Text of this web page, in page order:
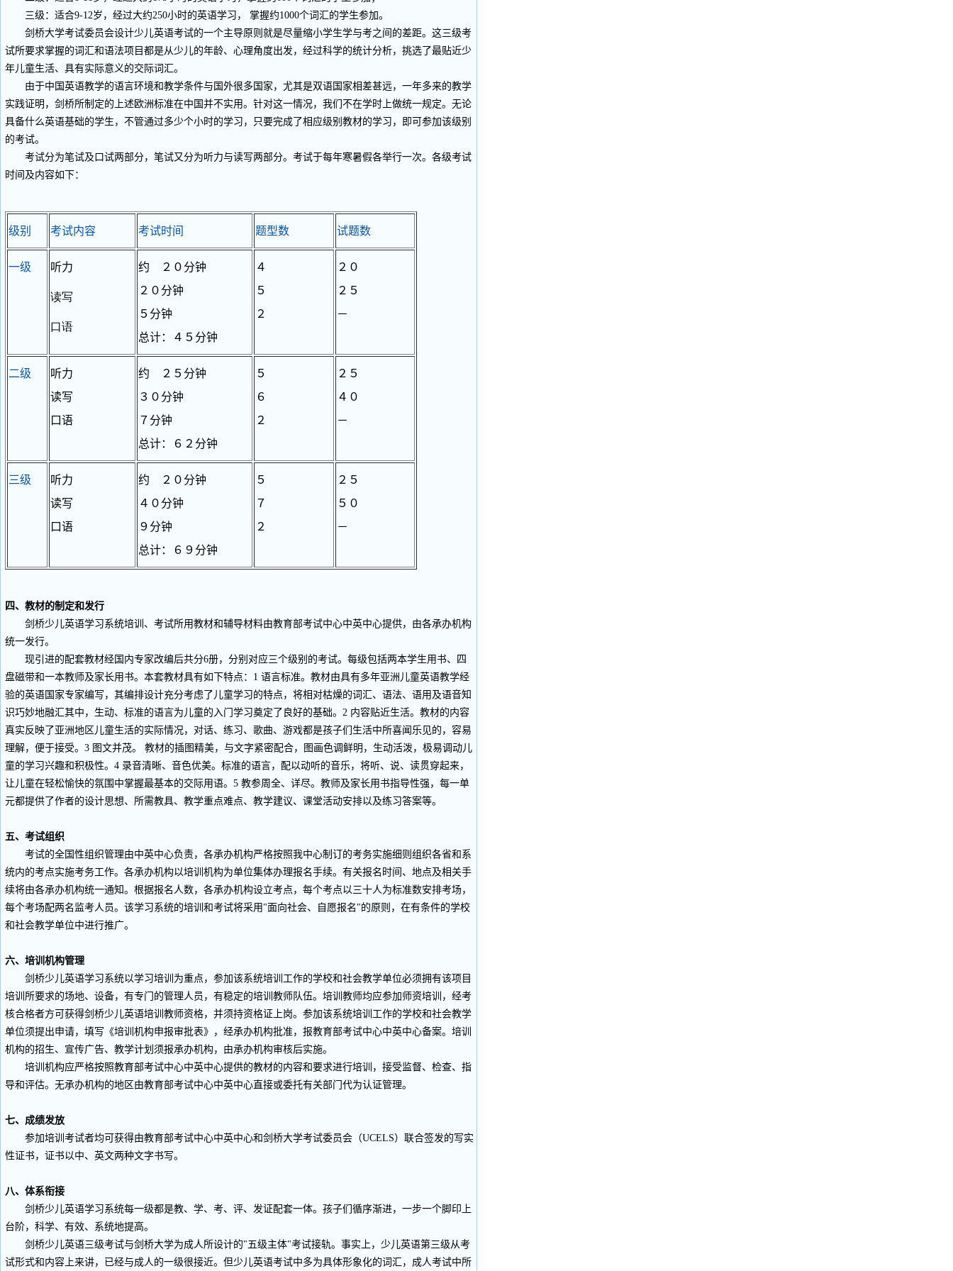
三级：适合9-12岁，经过大约250小时的英语学习， 掌握约1000个词汇的学生参加。
剑桥大学考试委员会设计少儿英语考试的一个主导原则就是尽量缩小学生学与考之间的差距。这三级考
试所要求掌握的词汇和语法项目都是从少儿的年龄、心理角度出发，经过科学的统计分析，挑选了最贴近少
年儿童生活、具有实际意义的交际词汇。
由于中国英语教学的语言环境和教学条件与国外很多国家，尤其是双语国家相差甚远，一年多来的教学
实践证明，剑桥所制定的上述欧洲标准在中国并不实用。针对这一情况，我们不在学时上做统一规定。无论
具备什么英语基础的学生，不管通过多少个小时的学习，只要完成了相应级别教材的学习，即可参加该级别
的考试。
考试分为笔试及口试两部分，笔试又分为听力与读写两部分。考试于每年寒暑假各举行一次。各级考试
时间及内容如下：
级别 考试内容 考试时间 题型数 试题数
一级 听力
读写
口语
约 ２０分钟
２０分钟
５分钟
总计：４５分钟
４
５
２
２０
２５
－
二级
听力
读写
口语
约 ２５分钟
３０分钟
７分钟
总计：６２分钟
５
６
２
２５
４０
－
三级
听力
读写
口语
约 ２０分钟
４０分钟
９分钟
总计：６９分钟
５
７
２
２５
５０
－
四、教材的制定和发行
剑桥少儿英语学习系统培训、考试所用教材和辅导材料由教育部考试中心中英中心提供，由各承办机构
统一发行。
现引进的配套教材经国内专家改编后共分6册，分别对应三个级别的考试。每级包括两本学生用书、四
盘磁带和一本教师及家长用书。本套教材具有如下特点：1 语言标准。教材由具有多年亚洲儿童英语教学经
验的英语国家专家编写，其编排设计充分考虑了儿童学习的特点，将相对枯燥的词汇、语法、语用及语音知
识巧妙地融汇其中，生动、标准的语言为儿童的入门学习奠定了良好的基础。2 内容贴近生活。教材的内容
真实反映了亚洲地区儿童生活的实际情况，对话、练习、歌曲、游戏都是孩子们生活中所喜闻乐见的，容易
理解，便于接受。3 图文并茂。 教材的插图精美，与文字紧密配合，图画色调鲜明，生动活泼，极易调动儿
童的学习兴趣和积极性。4 录音清晰、音色优美。标准的语言，配以动听的音乐，将听、说、读贯穿起来，
让儿童在轻松愉快的氛围中掌握最基本的交际用语。5 教参周全、详尽。教师及家长用书指导性强，每一单
元都提供了作者的设计思想、所需教具、教学重点难点、教学建议、课堂活动安排以及练习答案等。
五、考试组织
考试的全国性组织管理由中英中心负责，各承办机构严格按照我中心制订的考务实施细则组织各省和系
统内的考点实施考务工作。各承办机构以培训机构为单位集体办理报名手续。有关报名时间、地点及相关手
续将由各承办机构统一通知。根据报名人数，各承办机构设立考点，每个考点以三十人为标准数安排考场，
每个考场配两名监考人员。该学习系统的培训和考试将采用"面向社会、自愿报名"的原则，在有条件的学校
和社会教学单位中进行推广。
六、培训机构管理
剑桥少儿英语学习系统以学习培训为重点，参加该系统培训工作的学校和社会教学单位必须拥有该项目
培训所要求的场地、设备，有专门的管理人员，有稳定的培训教师队伍。培训教师均应参加师资培训，经考
核合格者方可获得剑桥少儿英语培训教师资格，并须持资格证上岗。参加该系统培训工作的学校和社会教学
单位须提出申请，填写《培训机构申报审批表》，经承办机构批准，报教育部考试中心中英中心备案。培训
机构的招生、宣传广告、教学计划须报承办机构，由承办机构审核后实施。
培训机构应严格按照教育部考试中心中英中心提供的教材的内容和要求进行培训，接受监督、检查、指
导和评估。无承办机构的地区由教育部考试中心中英中心直接或委托有关部门代为认证管理。
七、成绩发放
参加培训考试者均可获得由教育部考试中心中英中心和剑桥大学考试委员会（UCELS）联合签发的写实
性证书，证书以中、英文两种文字书写。
八、体系衔接
剑桥少儿英语学习系统每一级都是教、学、考、评、发证配套一体。孩子们循序渐进，一步一个脚印上
台阶，科学、有效、系统地提高。
剑桥少儿英语三级考试与剑桥大学为成人所设计的"五级主体"考试接轨。事实上，少儿英语第三级从考
试形式和内容上来讲，已经与成人的一级很接近。但少儿英语考试中多为具体形象化的词汇，成人考试中所